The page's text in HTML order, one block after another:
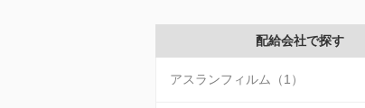
配給会社で探す
アスランフィルム（1）